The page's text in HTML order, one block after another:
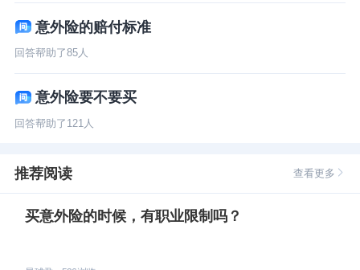
意外险的赔付标准
回答帮助了85人
意外险要不要买
回答帮助了 121 人
推荐阅读 查看更多
买意外险的时候，有职业限制吗？